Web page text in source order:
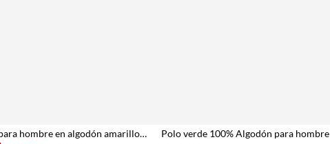
Polo para hombre en algodón amarillo pastel fit clásico con logo minimal Polo verde 100% Algodón para hombre